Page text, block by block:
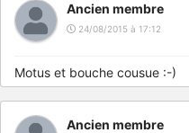
Ancien membre
24/08/2015 à 17:12
Motus et bouche cousue :-)
Ancien membre